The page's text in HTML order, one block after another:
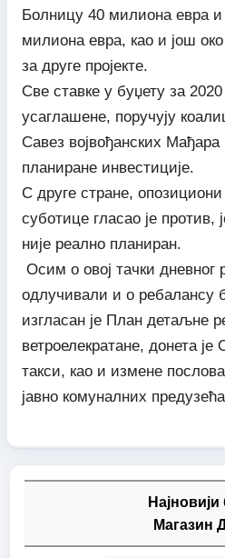
Болницу 40 милиона евра
милиона евра, као и још
за друге пројекте.
Све ставке у буџету за
усаглашене, поручују
Савез војвођанских
планиране инвестиције.
С друге стране, опозициони
суботице гласао је против,
није реално планиран.
Осим о овој тачки дневног
одлучивали и о ребалансу
изгласан је План детаљне
ветроелекратане, донета
такси, као и измене
јавно комуналних
Најновији
Магазин